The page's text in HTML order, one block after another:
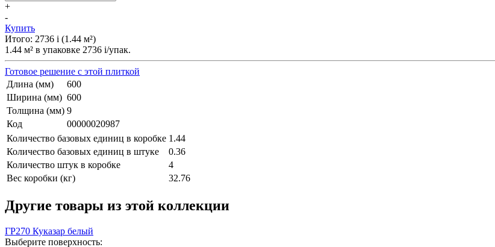
+
-
Купить
Итого: 2736 i (1.44 м²)
1.44 м² в упаковке 2736 i/упак.
Готовое решение с этой плиткой
Длина (мм)
600
Ширина (мм) 600
Толщина (мм) 9
Код
00000020987
Количество базовых единиц в коробке 1.44
Количество базовых единиц в штуке
0.36
Количество штук в коробке
4
Вес коробки (кг)
32.76
Другие товары из этой коллекции
ГР270 Куказар белый
Выберите поверхность: